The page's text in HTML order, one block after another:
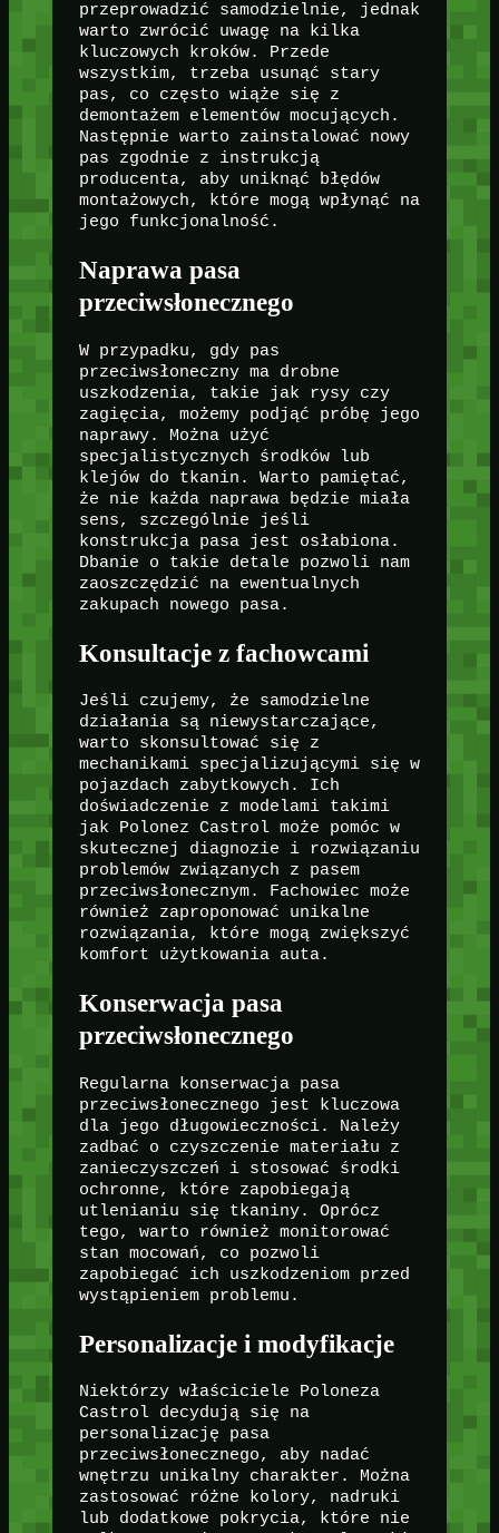
przeprowadzić samodzielnie, jednak
warto zwrócić uwagę na kilka
kluczowych kroków. Przede
wszystkim, trzeba usunąć stary
pas, co często wiąże się z
demontażem elementów mocujących.
Następnie warto zainstalować nowy
pas zgodnie z instrukcją
producenta, aby uniknąć błędów
montażowych, które mogą wpłynąć na
jego funkcjonalność.
Naprawa pasa
przeciwsłonecznego
W przypadku, gdy pas
przeciwsłoneczny ma drobne
uszkodzenia, takie jak rysy czy
zagięcia, możemy podjąć próbę jego
naprawy. Można użyć
specjalistycznych środków lub
klejów do tkanin. Warto pamiętać,
że nie każda naprawa będzie miała
sens, szczególnie jeśli
konstrukcja pasa jest osłabiona.
Dbanie o takie detale pozwoli nam
zaoszczędzić na ewentualnych
zakupach nowego pasa.
Konsultacje z fachowcami
Jeśli czujemy, że samodzielne
działania są niewystarczające,
warto skonsultować się z
mechanikami specjalizującymi się w
pojazdach zabytkowych. Ich
doświadczenie z modelami takimi
jak Polonez Castrol może pomóc w
skutecznej diagnozie i rozwiązaniu
problemów związanych z pasem
przeciwsłonecznym. Fachowiec może
również zaproponować unikalne
rozwiązania, które mogą zwiększyć
komfort użytkowania auta.
Konserwacja pasa
przeciwsłonecznego
Regularna konserwacja pasa
przeciwsłonecznego jest kluczowa
dla jego długowieczności. Należy
zadbać o czyszczenie materiału z
zanieczyszczeń i stosować środki
ochronne, które zapobiegają
utlenianiu się tkaniny. Oprócz
tego, warto również monitorować
stan mocowań, co pozwoli
zapobiegać ich uszkodzeniom przed
wystąpieniem problemu.
Personalizacje i modyfikacje
Niektórzy właściciele Poloneza
Castrol decydują się na
personalizację pasa
przeciwsłonecznego, aby nadać
wnętrzu unikalny charakter. Można
zastosować różne kolory, nadruki
lub dodatkowe pokrycia, które nie